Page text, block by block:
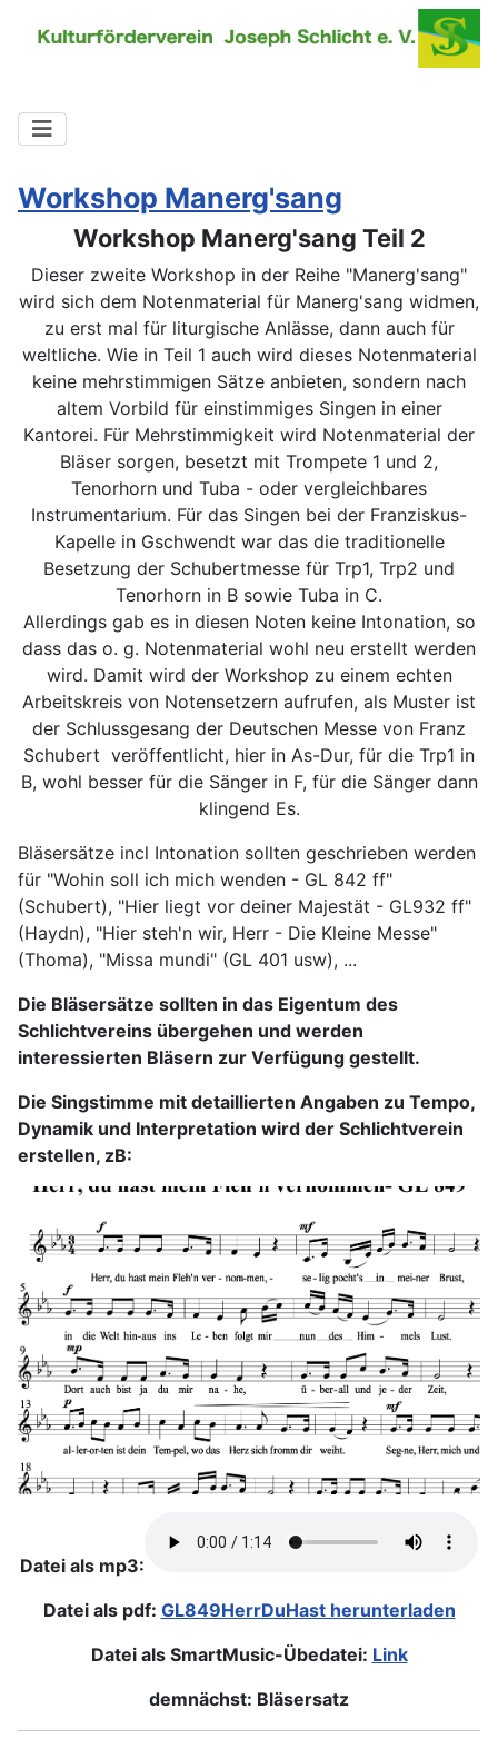
Workshop Manerg'sang
Workshop Manerg'sang Teil 2
Dieser zweite Workshop in der Reihe "Manerg'sang"
wird sich dem Notenmaterial für Manerg'sang widmen,
zu erst mal für liturgische Anlässe, dann auch für
weltliche. Wie in Teil 1 auch wird dieses Notenmaterial
keine mehrstimmigen Sätze anbieten, sondern nach
altem Vorbild für einstimmiges Singen in einer
Kantorei. Für Mehrstimmigkeit wird Notenmaterial der
Bläser sorgen, besetzt mit Trompete 1 und 2,
Tenorhorn und Tuba - oder vergleichbares
Instrumentarium. Für das Singen bei der Franziskus-
Kapelle in Gschwendt war das die traditionelle
Besetzung der Schubertmesse für Trp1, Trp2 und
Tenorhorn in B sowie Tuba in C.
Allerdings gab es in diesen Noten keine Intonation, so
dass das o. g. Notenmaterial wohl neu erstellt werden
wird. Damit wird der Workshop zu einem echten
Arbeitskreis von Notensetzern aufrufen, als Muster ist
der Schlussgesang der Deutschen Messe von Franz
Schubert veröffentlicht, hier in As-Dur, für die Trp1 in
B, wohl besser für die Sänger in F, für die Sänger dann
klingend Es.
Bläsersätze incl Intonation sollten geschrieben werden
für "Wohin soll ich mich wenden - GL 842 ff"
(Schubert), "Hier liegt vor deiner Majestät - GL932 ff"
(Haydn), "Hier steh'n wir, Herr - Die Kleine Messe"
(Thoma), "Missa mundi" (GL 401 usw), ...
Die Bläsersätze sollten in das Eigentum des
Schlichtvereins übergehen und werden
interessierten Bläsern zur Verfügung gestellt.
Die Singstimme mit detaillierten Angaben zu Tempo,
Dynamik und Interpretation wird der Schlichtverein
erstellen, zB:
Datei als mp3:
Datei als pdf: GL849HerrDuHast herunterladen
Datei als SmartMusic-Übedatei: Link
demnächst: Bläsersatz